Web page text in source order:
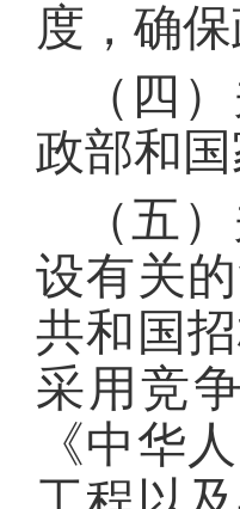
度，确
（四
政部和
（五
设有关
共和国
采用竞
《中华